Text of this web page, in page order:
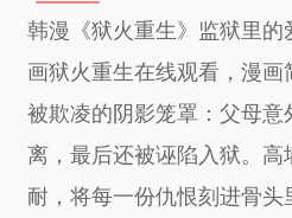
韩漫《狱火重生》监狱里
画狱火重生在线观看，漫
被欺凌的阴影笼罩：父母
离，最后还被诬陷入狱。
耐，将每一份仇恨刻进骨